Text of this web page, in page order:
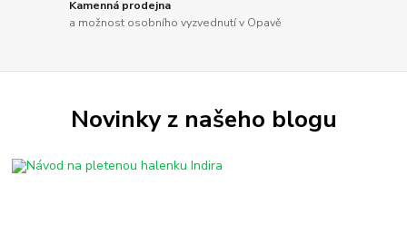
Kamenná prodejna
a možnost osobního vyzvednutí v Opavě
Novinky z našeho blogu